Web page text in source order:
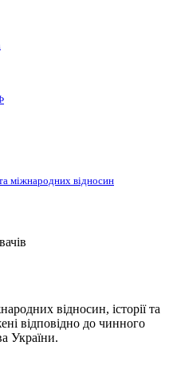
міжнародних відносин
відносин, історії та
відповідно до чинного
України.